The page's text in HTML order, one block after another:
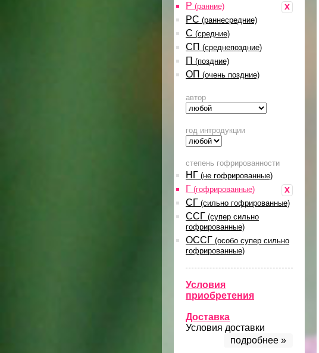
x
Р (ранние)
РС (раннесредние)
С (средние)
СП (среднепоздние)
П (поздние)
ОП (очень поздние)
автор
год интродукции
степень гофрированности
НГ (не гофрированные)
x
Г (гофрированные)
СГ (сильно гофрированные)
ССГ (супер сильно
гофрированные)
ОССГ (особо супер сильно
гофрированные)
Условия
приобретения
Доставка
Условия доставки
подробнее »